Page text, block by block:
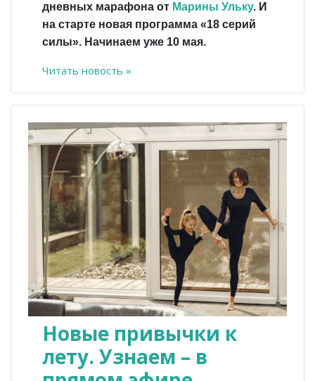
дневных марафона от Марины Ульку. И
на старте новая программа «18 серий
силы». Начинаем уже 10 мая.
Читать новость »
Новые привычки к
лету. Узнаем – в